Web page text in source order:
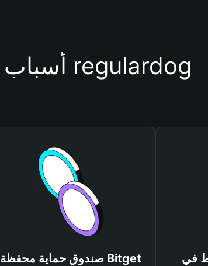
أسباب أهمية استخدام محفظة regulardog
صندوق حماية محفظة Bitget
في